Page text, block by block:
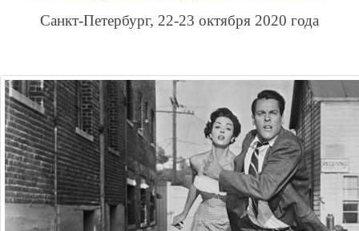
Санкт-Петербург, 22-23 октября 2020 года